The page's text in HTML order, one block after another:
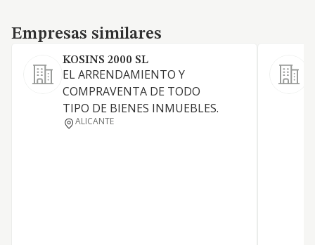
Empresas similares
Empresas similares
KOSINS 2000 SL
EL ARRENDAMIENTO Y
COMPRAVENTA DE TODO
TIPO DE BIENES INMUEBLES.
ALICANTE